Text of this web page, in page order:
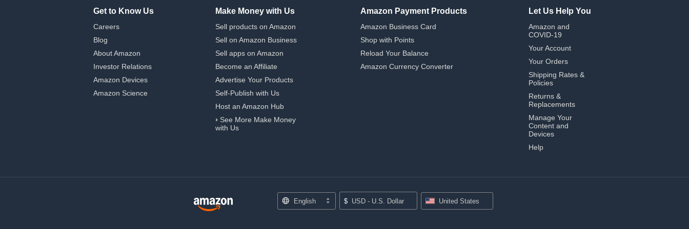
Get to Know Us
Careers
Blog
About Amazon
Investor Relations
Amazon Devices
Amazon Science
Make Money with Us
Sell products on Amazon
Sell on Amazon Business
Sell apps on Amazon
Become an Affiliate
Advertise Your Products
Self-Publish with Us
Host an Amazon Hub
› See More Make Money
with Us
Amazon Payment Products
Amazon Business Card
Shop with Points
Reload Your Balance
Amazon Currency Converter
Let Us Help You
Amazon and
COVID-19
Your Account
Your Orders
Shipping Rates &
Policies
Returns &
Replacements
Manage Your
Content and
Devices
Help
English $ USD - U.S. Dollar United States